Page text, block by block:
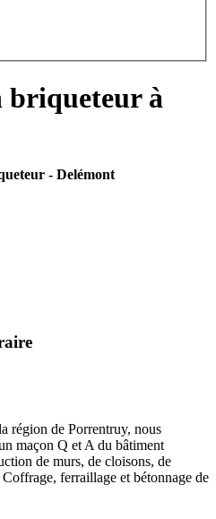
briqueteur à
- Delémont
région de Porrentruy, nous
maçon Q et A du bâtiment
de murs, de cloisons, de
ferraillage et bétonnage de